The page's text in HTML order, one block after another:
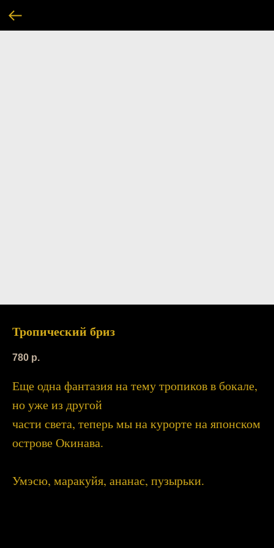
Тропический бриз
780 р.
Еще одна фантазия на тему тропиков в бокале,
но уже из другой
части света, теперь мы на курорте на японском
острове Окинава.
Умэсю, маракуйя, ананас, пузырьки.